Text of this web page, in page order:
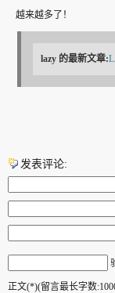
越来越多了！
lazy 的最新文章:
发表评论:
正文(*)(留言最长字数